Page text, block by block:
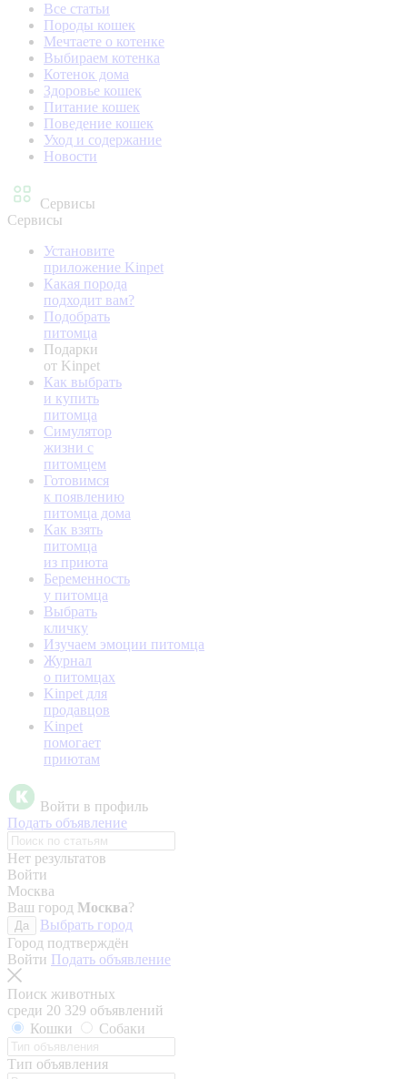
Все статьи
Породы кошек
Мечтаете о котенке
Выбираем котенка
Котенок дома
Здоровье кошек
Питание кошек
Поведение кошек
Уход и содержание
Новости
Сервисы
Сервисы
Установите
приложение Kinpet
Какая порода
подходит вам?
Подобрать
питомца
Подарки
от Kinpet
Как выбрать
и купить
питомца
Симулятор
жизни с
питомцем
Готовимся
к появлению
питомца дома
Как взять
питомца
из приюта
Беременность
у питомца
Выбрать
кличку
Изучаем эмоции питомца
Журнал
о питомцах
Kinpet для
продавцов
Kinpet
помогает
приютам
Войти в профиль
Подать объявление
Нет результатов
Войти
Москва
Ваш город Москва?
Да
Выбрать город
Город подтверждён
Войти Подать объявление
Поиск животных
среди 20 329 объявлений
Кошки
Собаки
Тип объявления